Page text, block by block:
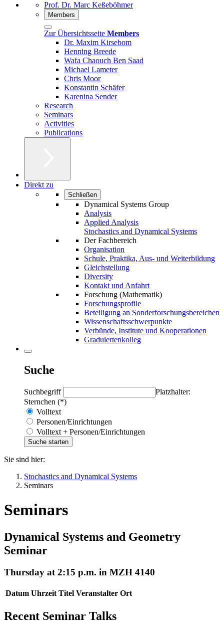
Prof. Dr. Marc Keßeböhmer
Members
Zur Übersichtsseite Members
Dr. Maxim Kirsebom
Henning Breede
Wafa Chaouch Ben Saad
Michael Lameter
Chris Moor
Konstantin Schäfer
Karenina Sender
Research
Seminars
Activities
Publications
Direkt zu
Schließen
Dynamical Systems Group
Analysis
Applied Analysis
Stochastics and Dynamical Systems
Der Fachbereich
Organisation
Schule, Praktika, Aus- und Weiterbildung
Gleichstellung
Diversity
Kontakt und Anfahrt
Forschung (Mathematik)
Forschungsprofile
Beteiligung an Sonderforschungsbereichen
Wissenschaftsschwerpunkte
Verbünde, Institute und Kooperationen
Graduiertenkolleg
Suche
Suchbegriff
Platzhalter:
Sternchen (*)
Volltext
Personen/Einrichtungen
Volltext + Personen/Einrichtungen
Sie sind hier:
Stochastics and Dynamical Systems
Seminars
Seminars
Dynamical Systems and Geometry
Seminar
Thursday at 2:15 p.m. in MZH 4140
Datum Uhrzeit Titel Veranstalter Ort
Recent Seminar Talks